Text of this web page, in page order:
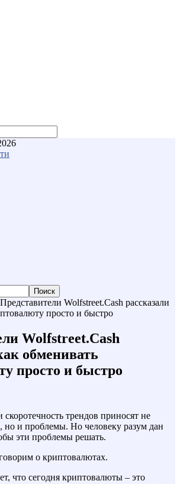
Представители Wolfstreet.Cash рассказали
просто и быстро
Wolfstreet.Cash
обменивать
просто и быстро
трендов приносят не
но и проблемы. Но человеку разум дан
эти проблемы решать.
о криптовалютах.
что сегодня криптовалюты – это